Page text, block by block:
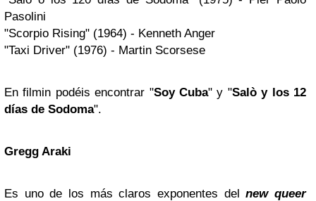
Pasolini
"Scorpio Rising" (1964) - Kenneth Anger
"Taxi Driver" (1976) - Martin Scorsese
En filmin podéis encontrar "Soy Cuba" y "Salò y los 12
días de Sodoma".
Gregg Araki
Es uno de los más claros exponentes delnew queer